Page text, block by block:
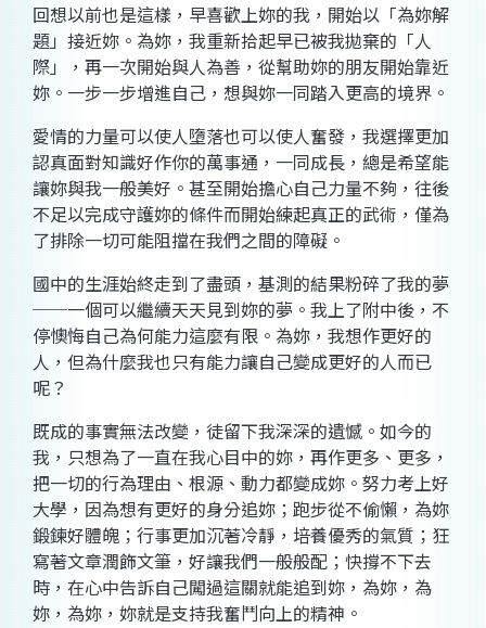
回想以前也是這樣，早喜歡上妳的我，開始以「為妳解
題」接近妳。為妳，我重新拾起早已被我拋棄的「人
際」，再一次開始與人為善，從幫助妳的朋友開始靠近
妳。一步一步增進自己，想與妳一同踏入更高的境界。
愛情的力量可以使人墮落也可以使人奮發，我選擇更加
認真面對知識好作你的萬事通，一同成長，總是希望能
讓妳與我一般美好。甚至開始擔心自己力量不夠，往後
不足以完成守護妳的條件而開始練起真正的武術，僅為
了排除一切可能阻擋在我們之間的障礙。
國中的生涯始終走到了盡頭，基測的結果粉碎了我的夢
──一個可以繼續天天見到妳的夢。我上了附中後，不
停懊悔自己為何能力這麼有限。為妳，我想作更好的
人，但為什麼我也只有能力讓自己變成更好的人而已
呢？
既成的事實無法改變，徒留下我深深的遺憾。如今的
我，只想為了一直在我心目中的妳，再作更多、更多，
把一切的行為理由、根源、動力都變成妳。努力考上好
大學，因為想有更好的身分追妳；跑步從不偷懶，為妳
鍛鍊好體魄；行事更加沉著冷靜，培養優秀的氣質；狂
寫著文章潤飾文筆，好讓我們一般般配；快撐不下去
時，在心中告訴自己闖過這關就能追到妳，為妳，為
妳，為妳，妳就是支持我奮鬥向上的精神。